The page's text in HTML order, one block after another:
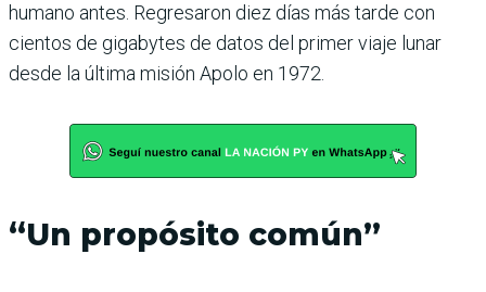
humano antes. Regresaron diez días más tarde con
cientos de gigabytes de datos del primer viaje lunar
desde la última misión Apolo en 1972.
“Un propósito común”